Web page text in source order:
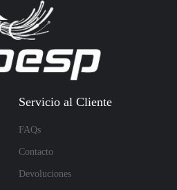
Servicio al Cliente
FAQs
Contacto
Devoluciones